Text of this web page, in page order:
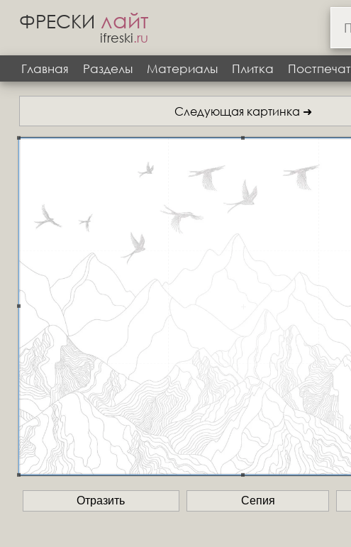
ФРЕСКИ лайт
ifreski.ru
Главная
Разделы Материалы Плитка
Следующая картинка ➜
Отразить Сепия